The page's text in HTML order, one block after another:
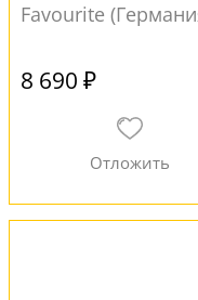
Favourite
8 690 ₽